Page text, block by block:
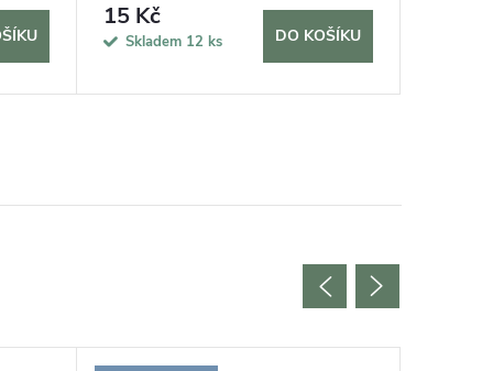
15 Kč
Skladem 12 ks DO KOŠÍKU